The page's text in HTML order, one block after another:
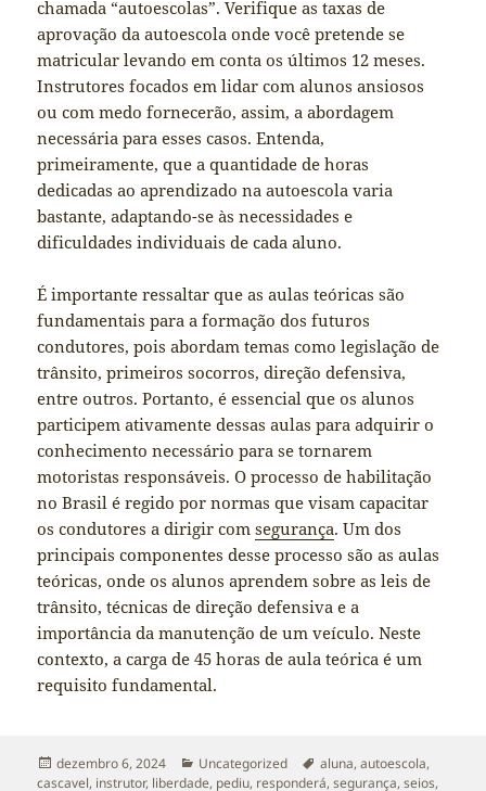
chamada “autoescolas”. Verifique as taxas de
aprovação da autoescola onde você pretende se
matricular levando em conta os últimos 12 meses.
Instrutores focados em lidar com alunos ansiosos
ou com medo fornecerão, assim, a abordagem
necessária para esses casos. Entenda,
primeiramente, que a quantidade de horas
dedicadas ao aprendizado na autoescola varia
bastante, adaptando-se às necessidades e
dificuldades individuais de cada aluno.
É importante ressaltar que as aulas teóricas são
fundamentais para a formação dos futuros
condutores, pois abordam temas como legislação de
trânsito, primeiros socorros, direção defensiva,
entre outros. Portanto, é essencial que os alunos
participem ativamente dessas aulas para adquirir o
conhecimento necessário para se tornarem
motoristas responsáveis. O processo de habilitação
no Brasil é regido por normas que visam capacitar
os condutores a dirigir comsegurança. Um dos
principais componentes desse processo são as aulas
teóricas, onde os alunos aprendem sobre as leis de
trânsito, técnicas de direção defensiva e a
importância da manutenção de um veículo. Neste
contexto, a carga de 45 horas de aula teórica é um
requisito fundamental.
Publicado
em
dezembro 6, 2024 Categorias
Uncategorized Tags
aluna,autoescola,
cascavel, instrutor, liberdade, pediu, responderá,segurança,seios,